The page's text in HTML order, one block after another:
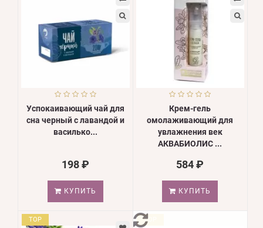
Успокаивающий чай для
сна черный с лавандой и
василько...
198 ₽
КУПИТЬ
Крем-гель
омолаживающий для
увлажнения век
АКВАБИОЛИС ...
584 ₽
КУПИТЬ
TOP TOP